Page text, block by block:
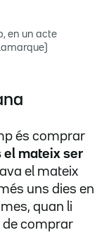
en un acte
és comprar
el mateix ser
el mateix
uns dies en
quan li
de comprar